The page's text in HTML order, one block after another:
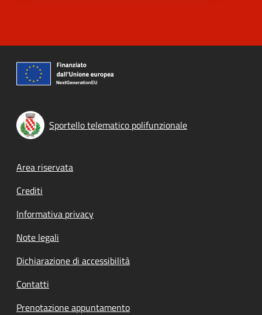
Sportello telematico polifunzionale
Footer menu
Area riservata
Crediti
Informativa privacy
Note legali
Dichiarazione di accessibilità
Contatti
Prenotazione appuntamento